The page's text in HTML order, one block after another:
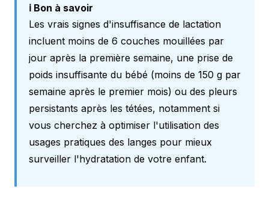
ℹ️ Bon à savoir
Les vrais signes d'insuffisance de lactation
incluent moins de 6 couches mouillées par
jour après la première semaine, une prise de
poids insuffisante du bébé (moins de 150 g par
semaine après le premier mois) ou des pleurs
persistants après les tétées, notamment si
vous cherchez à optimiser l'utilisation des
usages pratiques des langes pour mieux
surveiller l'hydratation de votre enfant.